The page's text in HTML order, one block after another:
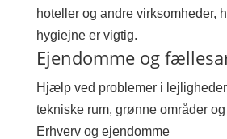
hoteller og andre virksomheder,
hygiejne er vigtig.
Ejendomme og
Hjælp ved problemer i
tekniske rum, grønne områder
Erhverv og ejendomme